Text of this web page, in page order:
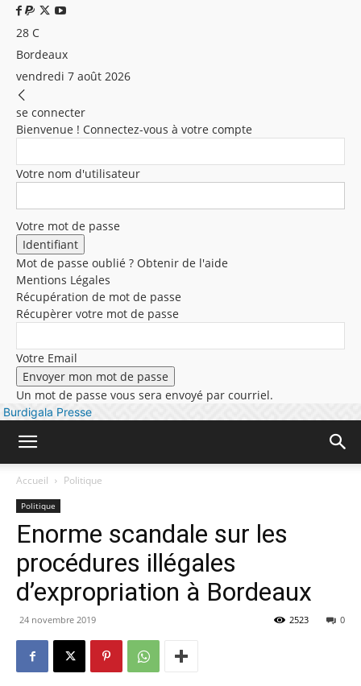
28 C
Bordeaux
vendredi 7 août 2026
se connecter
Bienvenue ! Connectez-vous à votre compte
Votre nom d'utilisateur
Votre mot de passe
Mot de passe oublié ? Obtenir de l'aide
Mentions Légales
Récupération de mot de passe
Récupèrer votre mot de passe
Votre Email
Un mot de passe vous sera envoyé par courriel.
Burdigala Presse
Accueil Politique
Politique
Enorme scandale sur les
procédures illégales
d’expropriation à Bordeaux
24 novembre 2019 0
2523